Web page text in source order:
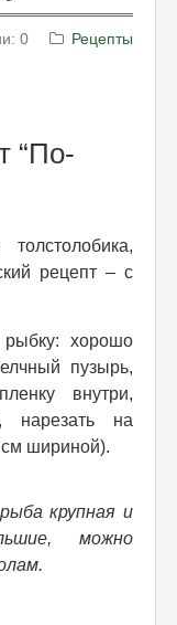
0 Рецепты
“По-
рецепт – с
рыбку: хорошо
пузырь,
внутри,
нарезать на
шириной).
крупная и
можно